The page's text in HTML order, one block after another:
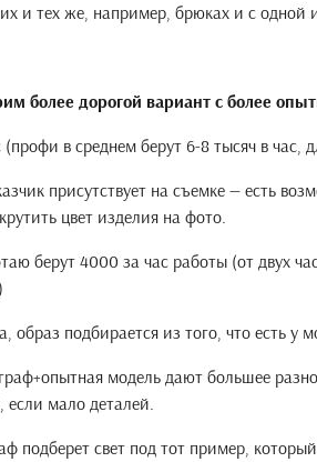
и тех же, например, брюках и с одной
более дорогой вариант с более
в среднем берут 6-8 тысяч в
присутствует на съемке — есть
цвет изделия на фото.
берут 4000 за час работы (от двух
образ подбирается из того, что есть у
модель дают большее
мало деталей.
подберет свет под тот пример,